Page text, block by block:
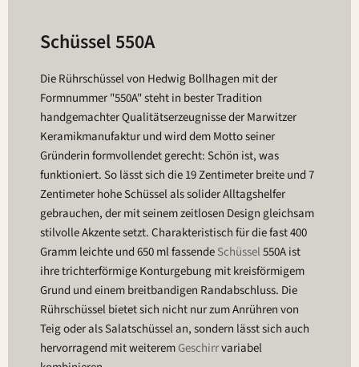
Schüssel 550A
Die Rührschüssel von Hedwig Bollhagen mit der
Formnummer "550A" steht in bester Tradition
handgemachter Qualitätserzeugnisse der Marwitzer
Keramikmanufaktur und wird dem Motto seiner
Gründerin formvollendet gerecht: Schön ist, was
funktioniert. So lässt sich die 19 Zentimeter breite und 7
Zentimeter hohe Schüssel als solider Alltagshelfer
gebrauchen, der mit seinem zeitlosen Design gleichsam
stilvolle Akzente setzt. Charakteristisch für die fast 400
Gramm leichte und 650 ml fassendeSchüssel550A ist
ihre trichterförmige Konturgebung mit kreisförmigem
Grund und einem breitbandigen Randabschluss. Die
Rührschüssel bietet sich nicht nur zum Anrühren von
Teig oder als Salatschüssel an, sondern lässt sich auch
hervorragend mit weiteremGeschirrvariabel